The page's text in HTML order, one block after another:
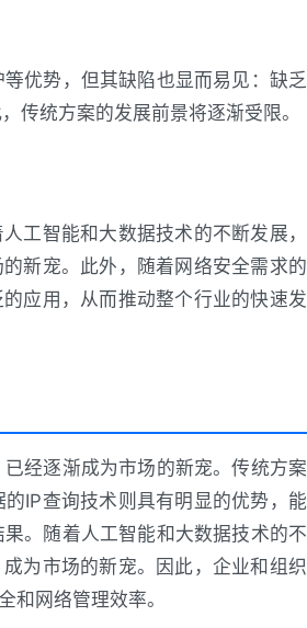
优势，但其缺陷也显而易见：缺乏
传统方案的发展前景将逐渐受限。
工智能和大数据技术的不断发展，
新宠。此外，随着网络安全需求的
应用，从而推动整个行业的快速发
经逐渐成为市场的新宠。传统方案
IP查询技术则具有明显的优势，能
。随着人工智能和大数据技术的不
为市场的新宠。因此，企业和组织
和网络管理效率。